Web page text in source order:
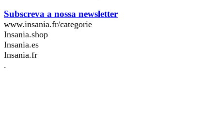
Subscreva a nossa newsletter
www.insania.fr/categorie
Insania.shop
Insania.es
Insania.fr
.